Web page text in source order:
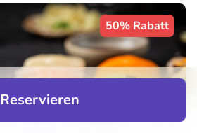
Reservieren
50% Rabatt